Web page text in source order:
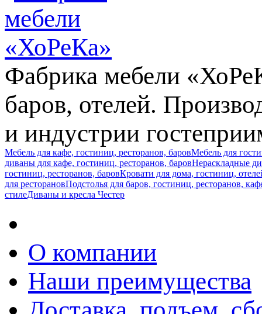
Фабрика мебели
баров, отелей.
и индустрии
Мебель для кафе, гостиниц, ресторанов, баровМебель для
диваны для кафе, гостиниц, ресторанов, баровНераскладные
гостиниц, ресторанов, баровКровати для дома, гостиниц,
для ресторановПодстолья для баров, гостиниц, ресторанов,
стилеДиваны и кресла Честер
О компании
Наши преимущества